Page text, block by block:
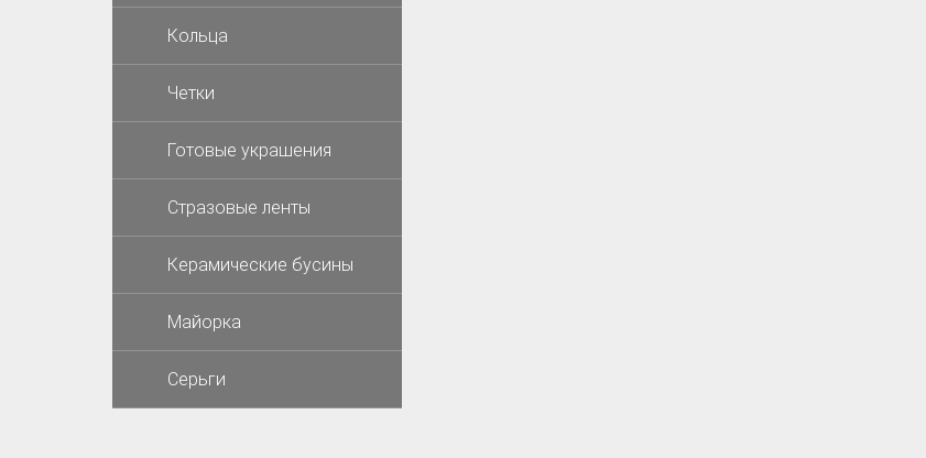
Кольца
Четки
Готовые украшения
Стразовые ленты
Керамические бусины
Майорка
Серьги